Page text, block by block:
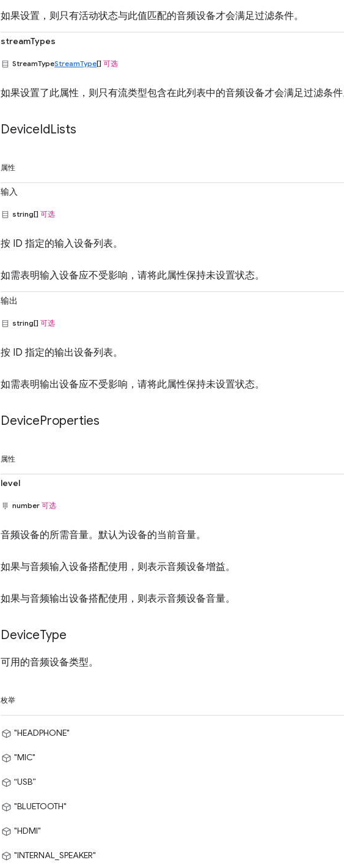
如果设置，则只有活动状态与此值匹配的音频设备才会满足过滤条件。
streamTypes
StreamTypeStreamType[] 可选
如果设置了此属性，则只有流类型包含在此列表中的音频设备才会满足过滤条
DeviceIdLists
属性
输入
string[] 可选
按 ID 指定的输入设备列表。
如需表明输入设备应不受影响，请将此属性保持未设置状态。
输出
string[] 可选
按 ID 指定的输出设备列表。
如需表明输出设备应不受影响，请将此属性保持未设置状态。
DeviceProperties
属性
level
number 可选
音频设备的所需音量。默认为设备的当前音量。
如果与音频输入设备搭配使用，则表示音频设备增益。
如果与音频输出设备搭配使用，则表示音频设备音量。
DeviceType
可用的音频设备类型。
枚举
"HEADPHONE"
"MIC"
“USB”
"BLUETOOTH"
"HDMI"
"INTERNAL_SPEAKER"